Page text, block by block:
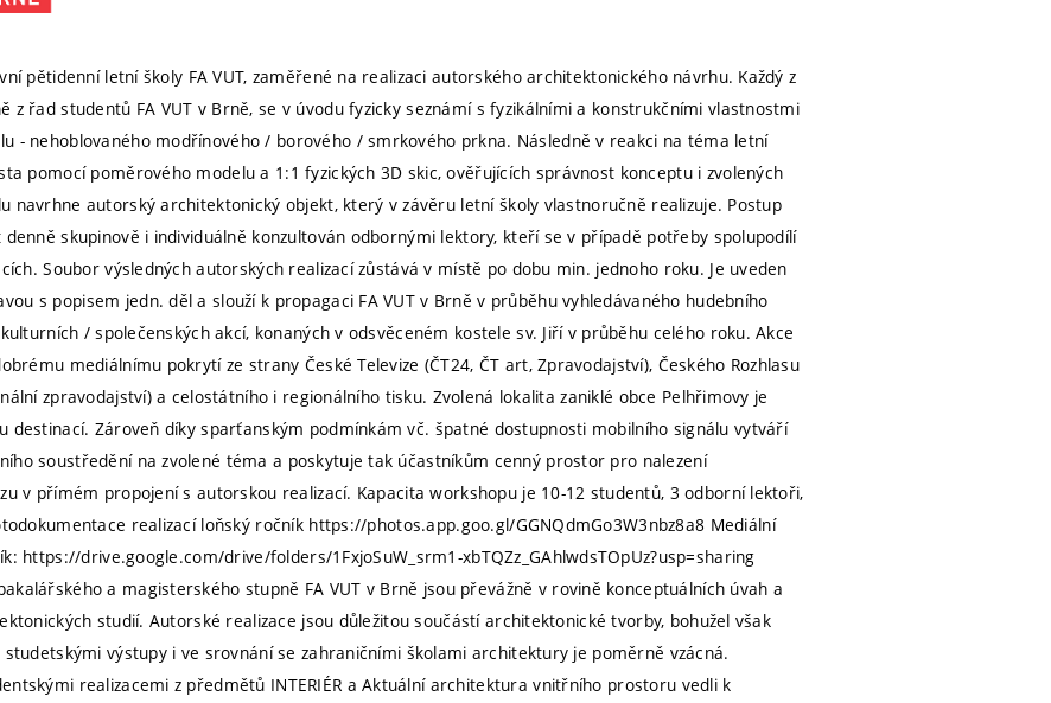
pětidenní letní školy FA VUT, zaměřené na realizaci autorského architektonického návrhu. Každý z
z řad studentů FA VUT v Brně, se v úvodu fyzicky seznámí s fyzikálními a konstrukčními vlastnostmi
- nehoblovaného modřínového / borového / smrkového prkna. Následně v reakci na téma letní
pomocí poměrového modelu a 1:1 fyzických 3D skic, ověřujících správnost konceptu i zvolených
navrhne autorský architektonický objekt, který v závěru letní školy vlastnoručně realizuje. Postup
skupinově i individuálně konzultován odbornými lektory, kteří se v případě potřeby spolupodílí
Soubor výsledných autorských realizací zůstává v místě po dobu min. jednoho roku. Je uveden
s popisem jedn. děl a slouží k propagaci FA VUT v Brně v průběhu vyhledávaného hudebního
/ společenských akcí, konaných v odsvěceném kostele sv. Jiří v průběhu celého roku. Akce
mediálnímu pokrytí ze strany České Televize (ČT24, ČT art, Zpravodajství), Českého Rozhlasu
zpravodajství) a celostátního i regionálního tisku. Zvolená lokalita zaniklé obce Pelhřimovy je
destinací. Zároveň díky sparťanským podmínkám vč. špatné dostupnosti mobilního signálu vytváří
soustředění na zvolené téma a poskytuje tak účastníkům cenný prostor pro nalezení
v přímém propojení s autorskou realizací. Kapacita workshopu je 10-12 studentů, 3 odborní lektoři,
realizací loňský ročník https://photos.app.goo.gl/GGNQdmGo3W3nbz8a8 Mediální
https://drive.google.com/drive/folders/1FxjoSuW_srm1-xbTQZz_GAhlwdsTOpUz?usp=sharing
a magisterského stupně FA VUT v Brně jsou převážně v rovině konceptuálních úvah a
studií. Autorské realizace jsou důležitou součástí architektonické tvorby, bohužel však
výstupy i ve srovnání se zahraničními školami architektury je poměrně vzácná.
realizacemi z předmětů INTERIÉR a Aktuální architektura vnitřního prostoru vedli k